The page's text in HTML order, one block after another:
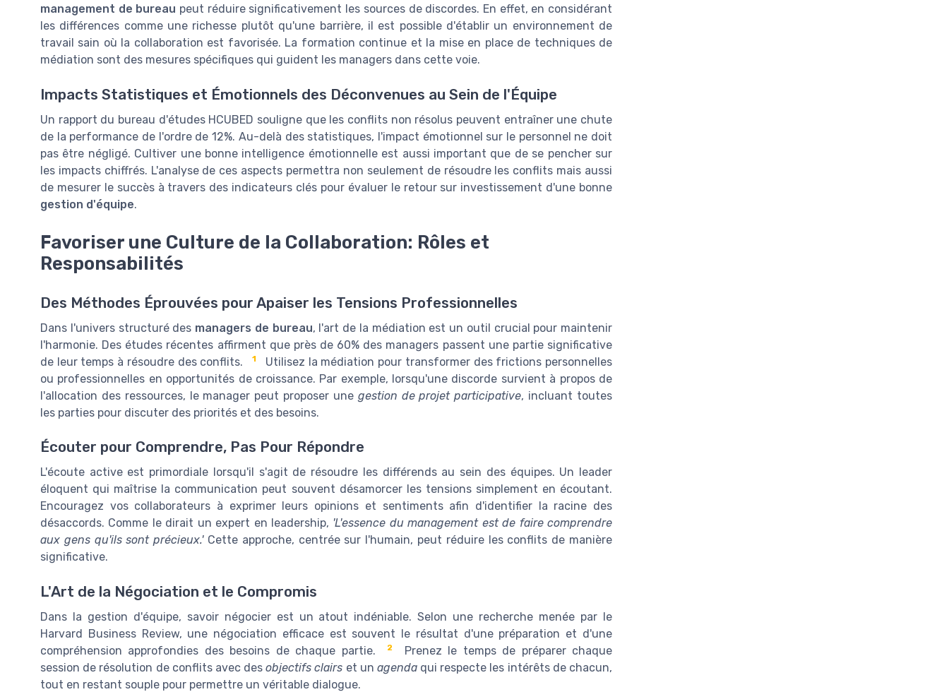
management de bureau peut réduire significativement les sources de discordes. En effet, en considérant
les différences comme une richesse plutôt qu'une barrière, il est possible d'établir un environnement de
travail sain où la collaboration est favorisée. La formation continue et la mise en place de techniques de
médiation sont des mesures spécifiques qui guident les managers dans cette voie.
Impacts Statistiques et Émotionnels des Déconvenues au Sein de l'Équipe
Un rapport du bureau d'études HCUBED souligne que les conflits non résolus peuvent entraîner une chute
de la performance de l'ordre de 12%. Au-delà des statistiques, l'impact émotionnel sur le personnel ne doit
pas être négligé. Cultiver une bonne intelligence émotionnelle est aussi important que de se pencher sur
les impacts chiffrés. L'analyse de ces aspects permettra non seulement de résoudre les conflits mais aussi
de mesurer le succès à travers des indicateurs clés pour évaluer le retour sur investissement d'une bonne
gestion d'équipe.
Favoriser une Culture de la Collaboration: Rôles et
Responsabilités
Des Méthodes Éprouvées pour Apaiser les Tensions Professionnelles
Dans l'univers structuré des managers de bureau, l'art de la médiation est un outil crucial pour maintenir
l'harmonie. Des études récentes affirment que près de 60% des managers passent une partie significative
de leur temps à résoudre des conflits.
1
Utilisez la médiation pour transformer des frictions personnelles
ou professionnelles en opportunités de croissance. Par exemple, lorsqu'une discorde survient à propos de
l'allocation des ressources, le manager peut proposer une gestion de projet participative, incluant toutes
les parties pour discuter des priorités et des besoins.
Écouter pour Comprendre, Pas Pour Répondre
L'écoute active est primordiale lorsqu'il s'agit de résoudre les différends au sein des équipes. Un leader
éloquent qui maîtrise la communication peut souvent désamorcer les tensions simplement en écoutant.
Encouragez vos collaborateurs à exprimer leurs opinions et sentiments afin d'identifier la racine des
désaccords. Comme le dirait un expert en leadership, 'L'essence du management est de faire comprendre
aux gens qu'ils sont précieux.'Cette approche, centrée sur l'humain, peut réduire les conflits de manière
significative.
L'Art de la Négociation et le Compromis
Dans la gestion d'équipe, savoir négocier est un atout indéniable. Selon une recherche menée par le
Harvard Business Review, une négociation efficace est souvent le résultat d'une préparation et d'une
compréhension approfondies des besoins de chaque partie.
2
Prenez le temps de préparer chaque
session de résolution de conflits avec desobjectifs clairs et un agendaqui respecte les intérêts de chacun,
tout en restant souple pour permettre un véritable dialogue.